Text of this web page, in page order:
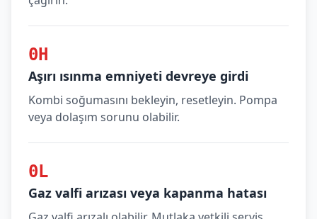
0H
Aşırı ısınma emniyeti devreye girdi
Kombi soğumasını bekleyin, resetleyin. Pompa
veya dolaşım sorunu olabilir.
0L
Gaz valfi arızası veya kapanma hatası